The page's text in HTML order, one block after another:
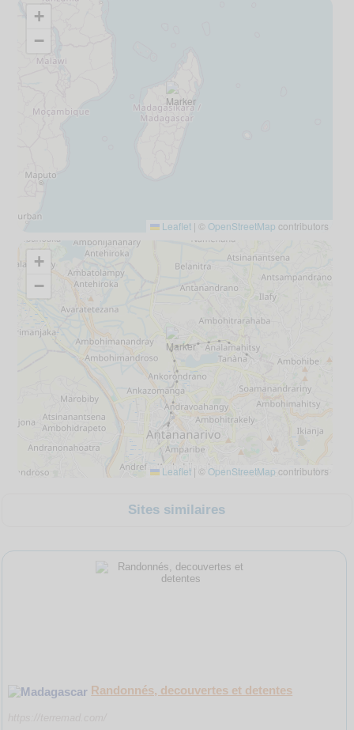
+
−
Leaflet | © OpenStreetMap contributors
+
−
Leaflet | ©OpenStreetMap contributors
Sites similaires
Randonnés, decouvertes et detentes